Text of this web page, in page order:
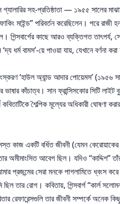
সহ-প্রতিষ্ঠাতা — ১৯৫৫ সালের
মাইন্ড” পরিবর্তন করেছিলেন। পরে রাজী
গিন্সবার্গের কাছে আরও ব্যক্তিগত
ধর্ম বামস’-য়ে পাওয়া যায়, যেখানে
সংস্করণ ‘হাউল অ্যান্ড আদার পোয়েমস’
কাঁচাত্ব। সান ফ্রান্সিসকোর সিটি
শৈল্পিক মূল্যের অধিকারী ঘোষণা
সমস্ত কাজ একটি বর্ধিত জীবনী (যেমন
অমীমাংসিত আবেগ ছিল। যদিও “কাদ্দিশ”
প্রজন্মের সেরা মনকে পাগলামিতে ধ্বংস
তার রোগ। কবিতায়, গিন্সবার্গ “কার্ল
রেফারেন্সগুলি তার জীবনী সম্পর্কে অনেক